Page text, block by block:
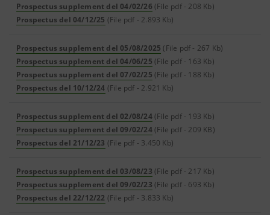
Prospectus supplement del 04/02/26 (File pdf - 208 Kb)
Prospectus del 04/12/25 (File pdf - 2.893 Kb)
Prospectus supplement del 05/08/2025 (File pdf - 267 Kb)
Prospectus supplement del 04/06/25 (File pdf - 163 Kb)
Prospectus supplement del 07/02/25 (File pdf - 188 Kb)
Prospectus del 10/12/24 (File pdf - 2.921 Kb)
Prospectus supplement del 02/08/24(File pdf - 193 Kb)
Prospectus supplement del 09/02/24(File pdf - 209 KB)
Prospectus del 21/12/23 (File pdf - 3.450 Kb)
Prospectus supplement del 03/08/23 (File pdf - 217 Kb)
Prospectus supplement del 09/02/23 (File pdf - 693 Kb)
Prospectus del 22/12/22 (File pdf - 3.833 Kb)